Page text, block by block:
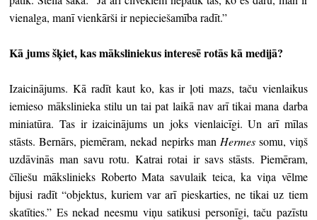
vienalga, manī vienkārši ir nepieciešamība radīt.”
Kā jums šķiet, kas māksliniekus interesē rotās kā medijā?
Izaicinājums. Kā radīt kaut ko, kas ir ļoti mazs, taču vienlaikus
iemieso mākslinieka stilu un tai pat laikā nav arī tikai mana darba
miniatūra. Tas ir izaicinājums un joks vienlaicīgi. Un arī mīlas
stāsts. Bernārs, piemēram, nekad nepirks man Hermessomu, viņš
uzdāvinās man savu rotu. Katrai rotai ir savs stāsts. Piemēram,
čīliešu mākslinieks Roberto Mata savulaik teica, ka viņa vēlme
bijusi radīt “objektus, kuriem var arī pieskarties, ne tikai uz tiem
skatīties.” Es nekad neesmu viņu satikusi personīgi, taču pazīstu